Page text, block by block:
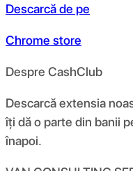
Descarcă de pe
Chrome store
Despre CashClub
Descarcă extensia
îți dă o parte din banii
înapoi.